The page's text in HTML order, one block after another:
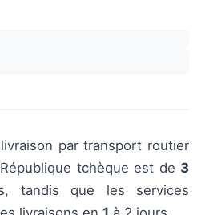
par transport routier
tchèque est de 3
tandis que les services